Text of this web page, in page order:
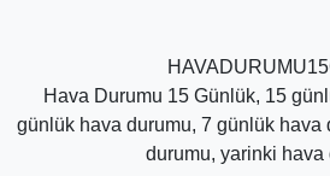
sonuçları haftalık yani 7 günlük
daha doğru olur. Diğer uzun
sık değişerek yaklaşan günlerde
Hava Durumu 15 Günlük, 15
günlük hava durumu, 7 günlük hava
durumu, yarinki hava